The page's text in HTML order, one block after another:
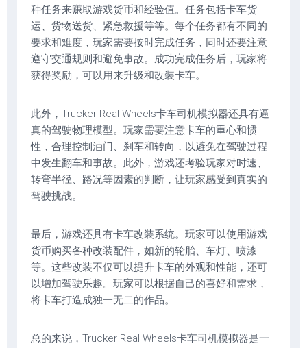
种任务来赚取游戏货币和经验值。任务包括卡车货
运、货物送货、紧急救援等等。每个任务都有不同的
要求和难度，玩家需要按时完成任务，同时还要注意
遵守交通规则和避免事故。成功完成任务后，玩家将
获得奖励，可以用来升级和改装卡车。
此外，Trucker Real Wheels卡车司机模拟器还具有逼
真的驾驶物理模型。玩家需要注意卡车的重心和惯
性，合理控制油门、刹车和转向，以避免在驾驶过程
中发生翻车和事故。此外，游戏还考验玩家对时速、
转弯半径、路况等因素的判断，让玩家感受到真实的
驾驶挑战。
最后，游戏还具有卡车改装系统。玩家可以使用游戏
货币购买各种改装配件，如新的轮胎、车灯、喷漆
等。这些改装不仅可以提升卡车的外观和性能，还可
以增加驾驶乐趣。玩家可以根据自己的喜好和需求，
将卡车打造成独一无二的作品。
总的来说，Trucker Real Wheels卡车司机模拟器是一